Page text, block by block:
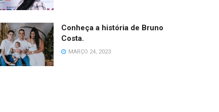
Conheça a história de Bruno
Costa.
MARÇO 24, 2023